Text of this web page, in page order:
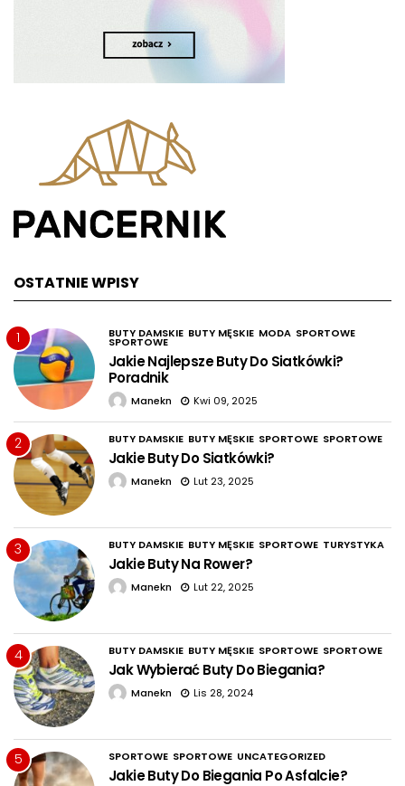
OSTATNIE WPISY
1 BUTY DAMSKIE BUTY MĘSKIE MODA SPORTOWE
SPORTOWE
Jakie Najlepsze Buty Do Siatkówki?
Poradnik
Manekn Kwi 09, 2025
2 BUTY DAMSKIE BUTY MĘSKIE SPORTOWE SPORTOWE
Jakie Buty Do Siatkówki?
Manekn Lut 23, 2025
3 BUTY DAMSKIE BUTY MĘSKIE SPORTOWE TURYSTYKA
Jakie Buty Na Rower?
Manekn Lut 22, 2025
4 BUTY DAMSKIE BUTY MĘSKIE SPORTOWE SPORTOWE
Jak Wybierać Buty Do Biegania?
Manekn Lis 28, 2024
5 SPORTOWE SPORTOWE UNCATEGORIZED
Jakie Buty Do Biegania Po Asfalcie?